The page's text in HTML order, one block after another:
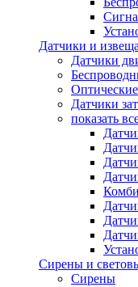
Датчики и
Датчики
Датчики
показать
Сирены и
Сирены